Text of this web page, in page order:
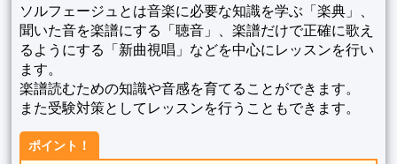
ソルフェージュとは音楽に必要な知識を学ぶ「楽典」、
聞いた音を楽譜にする「聴音」、楽譜だけで正確に歌え
るようにする「新曲視唱」などを中心にレッスンを行い
ます。
楽譜読むための知識や音感を育てることができます。
また受験対策としてレッスンを行うこともできます。
ポイント！